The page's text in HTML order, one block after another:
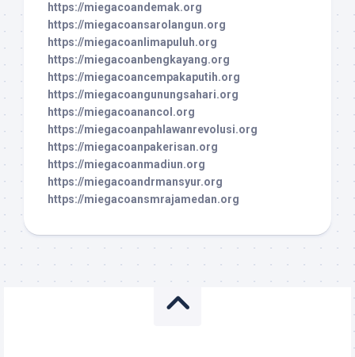
https://miegacoandemak.org
https://miegacoansarolangun.org
https://miegacoanlimapuluh.org
https://miegacoanbengkayang.org
https://miegacoancempakaputih.org
https://miegacoangunungsahari.org
https://miegacoanancol.org
https://miegacoanpahlawanrevolusi.org
https://miegacoanpakerisan.org
https://miegacoanmadiun.org
https://miegacoandrmansyur.org
https://miegacoansmrajamedan.org